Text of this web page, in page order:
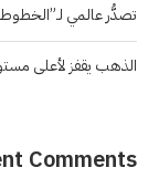
تصدُّر عالمي
الذهب يقفز لأعلى
Comments